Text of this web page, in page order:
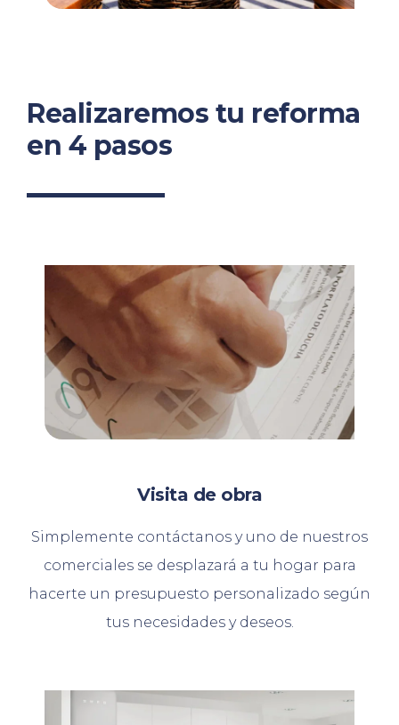
Realizaremos tu reforma
en 4 pasos
Visita de obra
Simplemente contáctanos y uno de nuestros
comerciales se desplazará a tu hogar para
hacerte un presupuesto personalizado según
tus necesidades y deseos.